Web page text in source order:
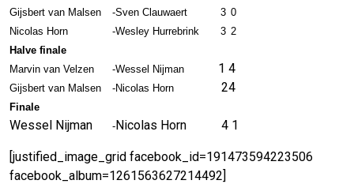
Gijsbert van Malsen
-Sven Clauwaert 3 0
Nicolas Horn
-Wesley Hurrebrink 3 2
Halve finale
Marvin van Velzen
-Wessel Nijman 1 4
Gijsbert van Malsen -Nicolas Horn 24
Finale
Wessel Nijman -Nicolas Horn 4 1
[justified_image_grid facebook_id=191473594223506
facebook_album=1261563627214492]